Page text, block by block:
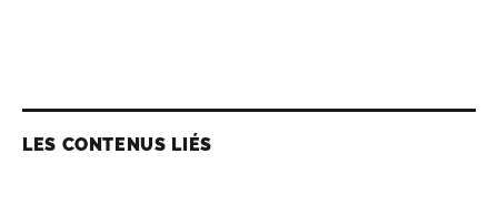
LES CONTENUS LIÉS